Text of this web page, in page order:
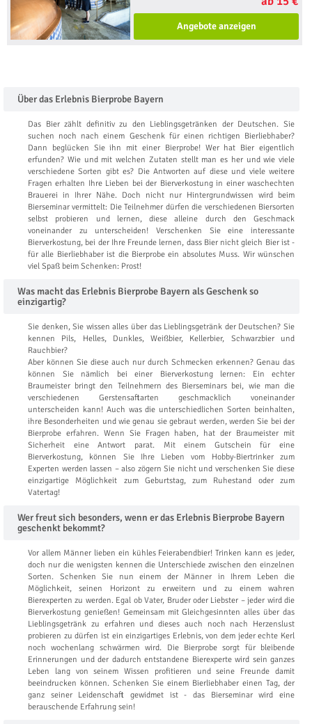
Angebote anzeigen
Über das Erlebnis Bierprobe Bayern
Das Bier zählt definitiv zu den Lieblingsgetränken der Deutschen. Sie
suchen noch nach einem Geschenk für einen richtigen Bierliebhaber?
Dann beglücken Sie ihn mit einer Bierprobe! Wer hat Bier eigentlich
erfunden? Wie und mit welchen Zutaten stellt man es her und wie viele
verschiedene Sorten gibt es? Die Antworten auf diese und viele weitere
Fragen erhalten Ihre Lieben bei der Bierverkostung in einer waschechten
Brauerei in Ihrer Nähe. Doch nicht nur Hintergrundwissen wird beim
Bierseminar vermittelt: Die Teilnehmer dürfen die verschiedenen Biersorten
selbst probieren und lernen, diese alleine durch den Geschmack
voneinander zu unterscheiden! Verschenken Sie eine interessante
Bierverkostung, bei der Ihre Freunde lernen, dass Bier nicht gleich Bier ist -
für alle Bierliebhaber ist die Bierprobe ein absolutes Muss. Wir wünschen
viel Spaß beim Schenken: Prost!
Was macht das Erlebnis Bierprobe Bayern als Geschenk so
einzigartig?
Sie denken, Sie wissen alles über das Lieblingsgetränk der Deutschen? Sie
kennen Pils, Helles, Dunkles, Weißbier, Kellerbier, Schwarzbier und
Rauchbier?
Aber können Sie diese auch nur durch Schmecken erkennen? Genau das
können Sie nämlich bei einer Bierverkostung lernen: Ein echter
Braumeister bringt den Teilnehmern des Bierseminars bei, wie man die
verschiedenen Gerstensaftarten geschmacklich voneinander
unterscheiden kann! Auch was die unterschiedlichen Sorten beinhalten,
ihre Besonderheiten und wie genau sie gebraut werden, werden Sie bei der
Bierprobe erfahren. Wenn Sie Fragen haben, hat der Braumeister mit
Sicherheit eine Antwort parat. Mit einem Gutschein für eine
Bierverkostung, können Sie Ihre Lieben vom Hobby-Biertrinker zum
Experten werden lassen – also zögern Sie nicht und verschenken Sie diese
einzigartige Möglichkeit zum Geburtstag, zum Ruhestand oder zum
Vatertag!
Wer freut sich besonders, wenn er das Erlebnis Bierprobe Bayern
geschenkt bekommt?
Vor allem Männer lieben ein kühles Feierabendbier! Trinken kann es jeder,
doch nur die wenigsten kennen die Unterschiede zwischen den einzelnen
Sorten. Schenken Sie nun einem der Männer in Ihrem Leben die
Möglichkeit, seinen Horizont zu erweitern und zu einem wahren
Bierexperten zu werden. Egal ob Vater, Bruder oder Liebster – jeder wird die
Bierverkostung genießen! Gemeinsam mit Gleichgesinnten alles über das
Lieblingsgetränk zu erfahren und dieses auch noch nach Herzenslust
probieren zu dürfen ist ein einzigartiges Erlebnis, von dem jeder echte Kerl
noch wochenlang schwärmen wird. Die Bierprobe sorgt für bleibende
Erinnerungen und der dadurch entstandene Bierexperte wird sein ganzes
Leben lang von seinem Wissen profitieren und seine Freunde damit
beeindrucken können. Schenken Sie einem Bierliebhaber einen Tag, der
ganz seiner Leidenschaft gewidmet ist - das Bierseminar wird eine
berauschende Erfahrung sein!